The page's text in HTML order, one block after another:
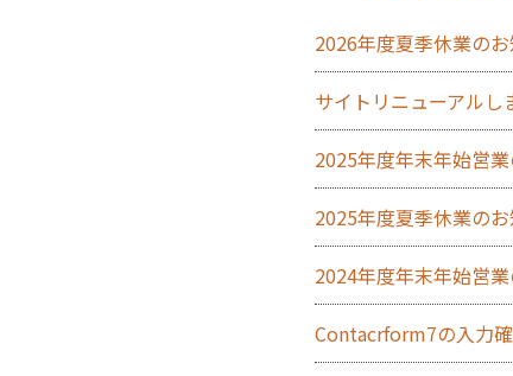
2026年度夏季休業の
サイトリニューアルし
2025年度年末年始営
2025年度夏季休業の
2024年度年末年始営
Contacrform7の入力